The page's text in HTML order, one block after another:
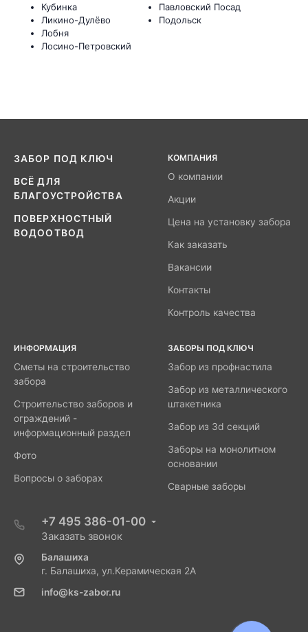
Кубинка
Ликино-Дулёво
Лобня
Лосино-Петровский
Павловский Посад
Подольск
ЗАБОР ПОД КЛЮЧ
ВСЁ ДЛЯ
БЛАГОУСТРОЙСТВА
ПОВЕРХНОСТНЫЙ
ВОДООТВОД
КОМПАНИЯ
О компании
Акции
Цена на установку забора
Как заказать
Вакансии
Контакты
Контроль качества
ИНФОРМАЦИЯ
Сметы на строительство
забора
Строительство заборов и
ограждений -
информационный раздел
Фото
Вопросы о заборах
ЗАБОРЫ ПОД КЛЮЧ
Забор из профнастила
Забор из металлического
штакетника
Забор из 3d секций
Заборы на монолитном
основании
Сварные заборы
+7 495 386-01-00
Заказать звонок
Балашиха
г. Балашиха, ул.Керамическая 2А
info@ks-zabor.ru